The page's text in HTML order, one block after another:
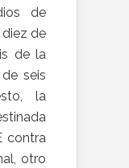
de
diez de
de la
seis
la
contra
otro